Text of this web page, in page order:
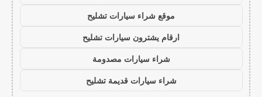
موقع شراء سيارات تشليح
ارقام يشترون سيارات تشليح
شراء سيارات مصدومة
شراء سيارات قديمة تشليح